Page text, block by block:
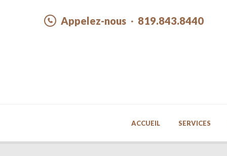
Appelez-nous 819.843.8440
ACCUEIL SERVICES